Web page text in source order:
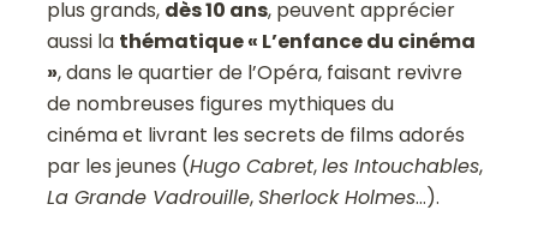
plus grands, dès 10 ans, peuvent apprécier
aussi la thématique « L’enfance du cinéma
», dans le quartier de l’Opéra, faisant revivre
de nombreuses figures mythiques du
cinéma et livrant les secrets de films adorés
par les jeunes (Hugo Cabret,les Intouchables,
La Grande Vadrouille,Sherlock Holmes…).